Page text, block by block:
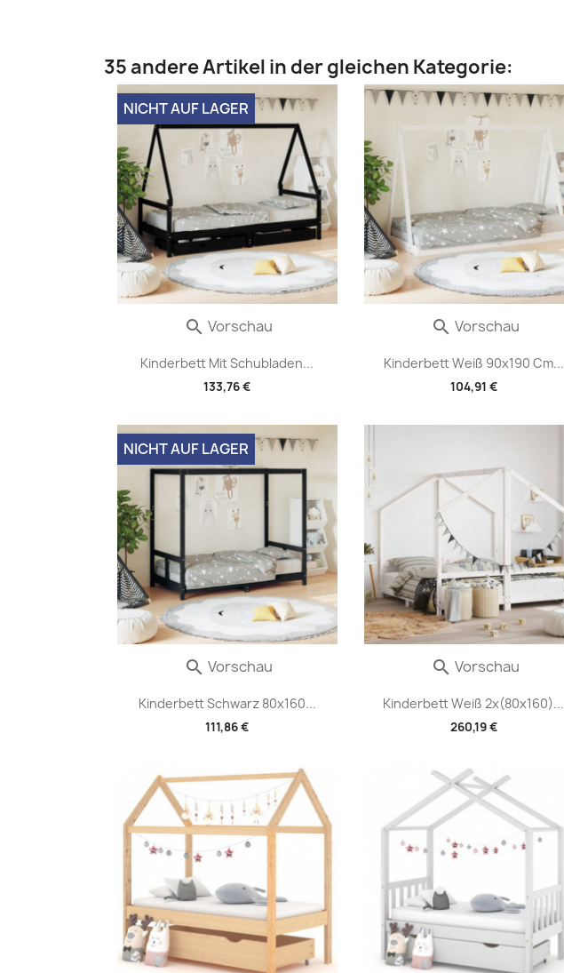
35 andere Artikel in der gleichen Kategorie:
Kinderbett Mit Schubladen...
133,76 €
NICHT AUF LAGER
 Vorschau
Kinderbett Weiß 90x190 Cm...
104,91 €
 Vorschau
Kinderbett Schwarz 80x160...
111,86 €
NICHT AUF LAGER
 Vorschau
Kinderbett Weiß 2x(80x160)...
260,19 €
 Vorschau